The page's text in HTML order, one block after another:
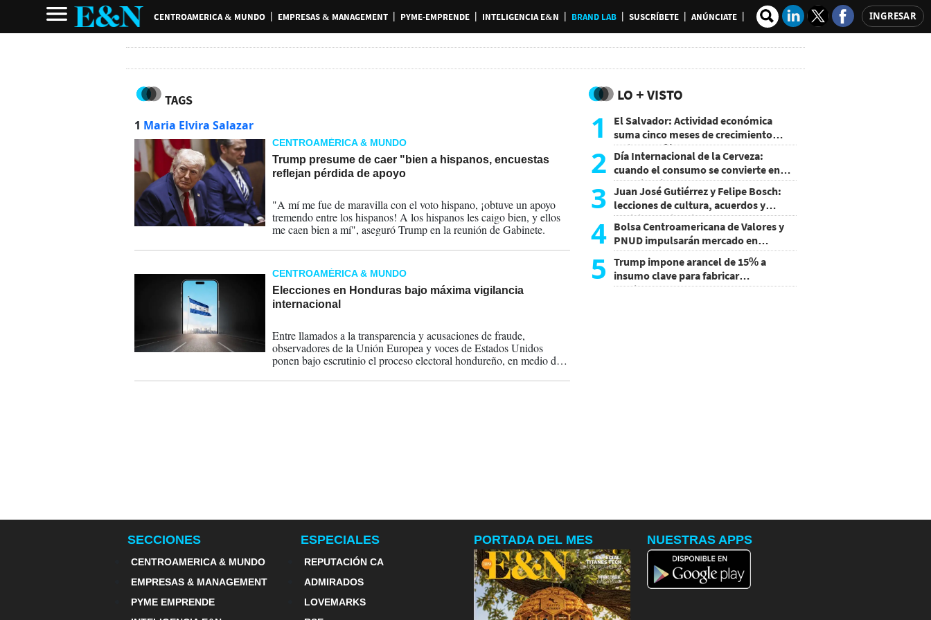
CENTROAMERICA & MUNDO EMPRESAS & MANAGEMENT PYME-EMPRENDE INTELIGENCIA E&N BRAND LAB SUSCRÍBETE ANÚNCIATE INGRESAR
TAGS
1 Maria Elvira Salazar
CENTROAMÉRICA & MUNDO
Trump presume de caer "bien a hispanos, encuestas
reflejan pérdida de apoyo
"A mí me fue de maravilla con el voto hispano, ¡obtuve un apoyo
tremendo entre los hispanos! A los hispanos les caigo bien, y ellos
me caen bien a mí", aseguró Trump en la reunión de Gabinete.
CENTROAMÉRICA & MUNDO
Elecciones en Honduras bajo máxima vigilancia
internacional
Entre llamados a la transparencia y acusaciones de fraude,
observadores de la Unión Europea y voces de Estados Unidos
ponen bajo escrutinio el proceso electoral hondureño, en medio de
LO + VISTO
1
El Salvador: Actividad económica
suma cinco meses de crecimiento
arriba de 4%
2 Día Internacional de la Cerveza:
cuando el consumo se convierte en
experiencia
3 Juan José Gutiérrez y Felipe Bosch:
lecciones de cultura, acuerdos y
decisiones sin miedo
4 Bolsa Centroamericana de Valores y
PNUD impulsarán mercado en
Honduras
5
Trump impone arancel de 15% a
insumo clave para fabricar
semiconductores y paneles
SECCIONES
CENTROAMERICA & MUNDO
EMPRESAS & MANAGEMENT
PYME EMPRENDE
ESPECIALES
REPUTACIÓN CA
ADMIRADOS
LOVEMARKS
PORTADA DEL MES NUESTRAS APPS